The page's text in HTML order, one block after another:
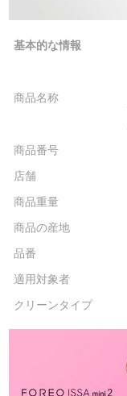
基本的な情報
商品名称
商品番号
店舗
商品重量
商品の産地
品番
適用対象者
クリーンタイプ